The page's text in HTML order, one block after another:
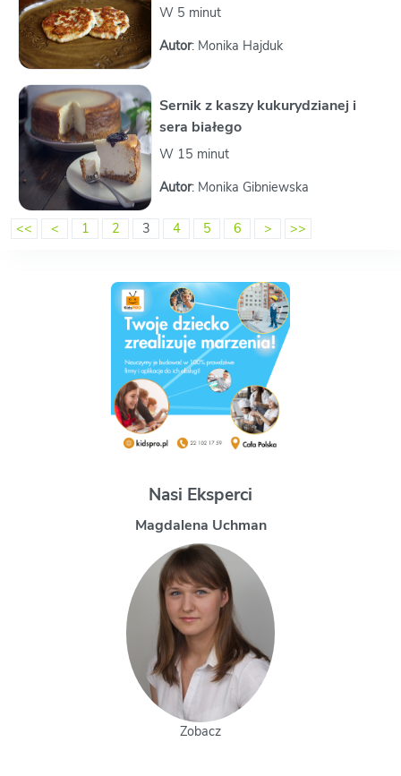
W 5 minut
Autor: Monika Hajduk
Sernik z kaszy kukurydzianej i
sera białego
W 15 minut
Autor: Monika Gibniewska
<< < 1 2 3 4 5 6 > >>
Nasi Eksperci
Magdalena Uchman
Zobacz